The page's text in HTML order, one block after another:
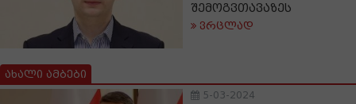
შემოგვთავაზეს
ვრცლად
ახალი ამბები
5-03-2024